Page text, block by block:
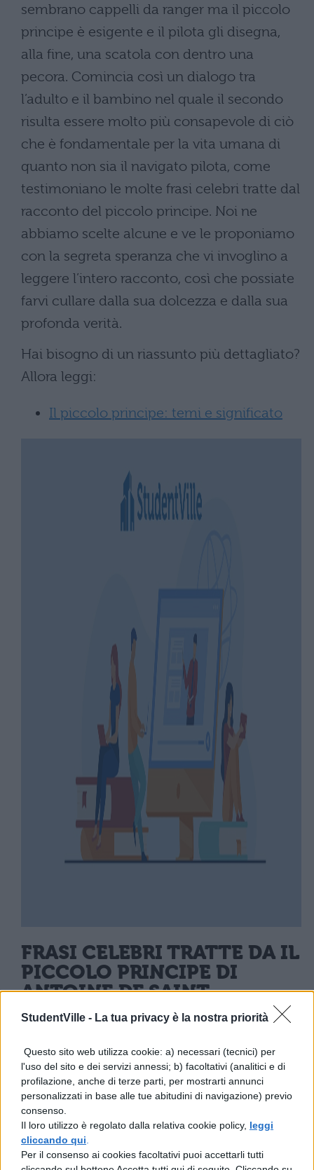
StudentVille - La tua privacy è la nostra priorità
Questo sito web utilizza cookie: a) necessari (tecnici) per
l'uso del sito e dei servizi annessi; b) facoltativi (analitici e di
profilazione, anche di terze parti, per mostrarti annunci
personalizzati in base alle tue abitudini di navigazione) previo
consenso.
Il loro utilizzo è regolato dalla relativa cookie policy, leggi
cliccando qui
Per il consenso ai cookies facoltativi puoi accettarli tutti
sembrano cappelli da ranger ma il piccolo
principe è esigente e il pilota gli disegna,
alla fine, una scatola con dentro una
pecora. Comincia così un dialogo tra
l’adulto e il bambino nel quale il secondo
risulta essere molto più consapevole di ciò
che è fondamentale per la vita umana di
quanto non sia il navigato pilota, come
testimoniano le molte frasi celebri tratte dal
racconto del piccolo principe. Noi ne
abbiamo scelte alcune e ve le proponiamo
con la segreta speranza che vi invoglino a
leggere l’intero racconto, così che possiate
farvi cullare dalla sua dolcezza e dalla sua
profonda verità.
Hai bisogno di un riassunto più dettagliato?
Allora leggi:
Il piccolo principe: temi e significato
FRASI CELEBRI TRATTE DA IL
PICCOLO PRINCIPE DI
ANTOINE DE SAINT-
EXUPERY
Per voi le frasi celebri del piccolo principe,
rimaste nel cuore di milioni di persone:
“Non si vede bene che con il cuore.
L’essenziale è invisibile agli occhi.”
“Tutti i grandi sono stati piccoli, ma